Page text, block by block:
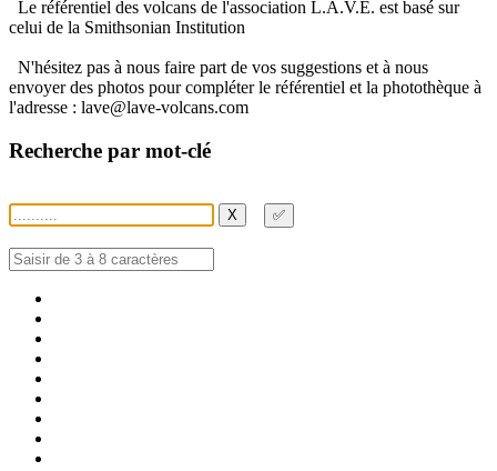
Le référentiel des volcans de l'association L.A.V.E. est basé sur
celui de la Smithsonian Institution
N'hésitez pas à nous faire part de vos suggestions et à nous
envoyer des photos pour compléter le référentiel et la photothèque à
l'adresse : lave@lave-volcans.com
Recherche par mot-clé
X ✅